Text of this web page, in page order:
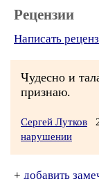
Рецензии
Написать
Чудесно и
признаю.
Сергей Лутков
нарушении
+ добавить